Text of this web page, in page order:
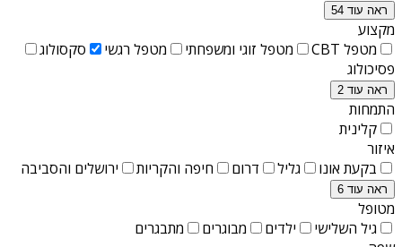
ראה עוד 54
מקצוע
מטפל CBT
מטפל זוגי ומשפחתי מטפל רגשי
סקסולוג
פסיכולוג
ראה עוד 2
התמחות
קלינית
איזור
בקעת אונו
גליל דרום חיפה והקריות ירושלים והסביבה
ראה עוד 6
מטופל
גיל השלישי
ילדים מבוגרים
מתבגרים